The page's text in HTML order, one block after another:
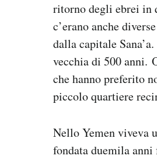
ritorno degli ebrei in
c’erano anche
dalla capitale
vecchia di 500 anni.
che hanno preferito
piccolo quartiere
Nello Yemen viveva
fondata duemila